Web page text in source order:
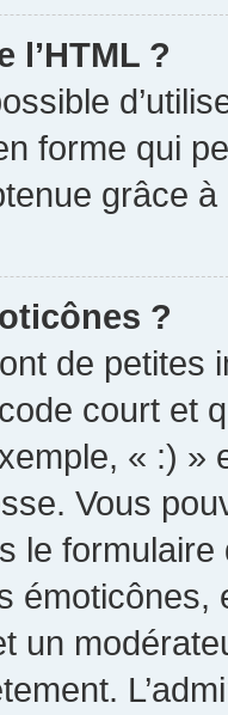
l’HTML ?
forme qui
grâce à
?
de petites
code court et
« :) »
Vous
le
un